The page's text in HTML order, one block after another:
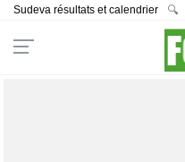
Sudeva résultats et calendrier 🔍